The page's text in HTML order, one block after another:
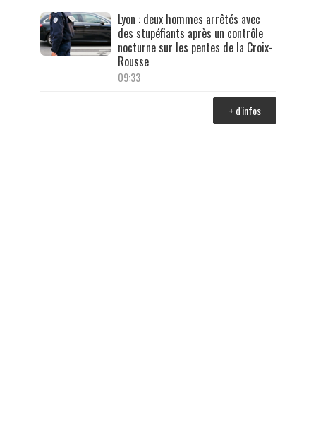
Lyon : deux hommes arrêtés avec
des stupéfiants après un contrôle
nocturne sur les pentes de la Croix-
Rousse
09:33
+ d'infos